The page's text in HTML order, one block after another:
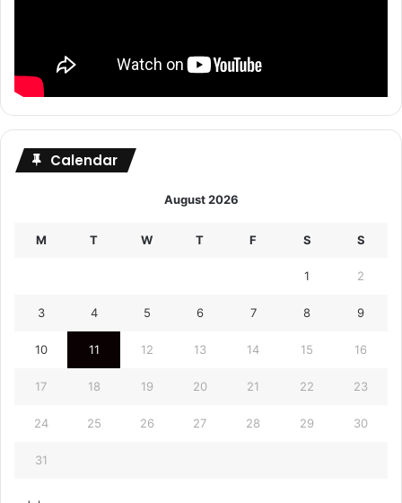
Calendar
August 2026
M T W T F S S
1 2
3 4 5 6 7 8 9
10 11 12 13 14 15 16
17 18 19 20 21 22 23
24 25 26 27 28 29 30
31